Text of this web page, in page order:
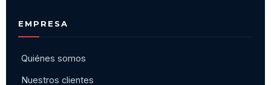
EMPRESA
Quiénes somos
Nuestros clientes